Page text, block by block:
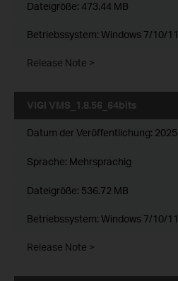
Dateigröße: 473.44 MB
Betriebssystem: Windows 7/10/
Release Note >
VIGI VMS_1.8.56_64bits
Datum der Veröffentlichung:
Sprache: Mehrsprachig
Dateigröße: 536.72 MB
Betriebssystem: Windows 7/10/
Release Note >